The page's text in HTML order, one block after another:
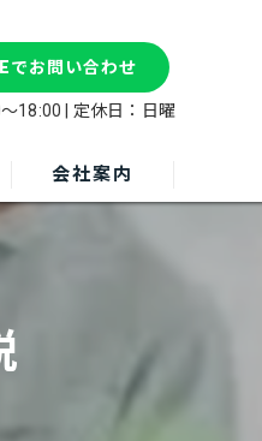
でお問い合わせ
18:00 | 定休日：日曜
会社案内